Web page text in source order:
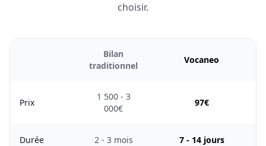
choisir.
Bilan
traditionnel
Vocaneo
Prix
1 500 - 3
000€
97€
Durée 2 - 3 mois 7 - 14 jours